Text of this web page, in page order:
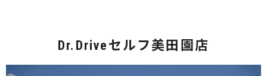
Dr.Driveセルフ美田園店